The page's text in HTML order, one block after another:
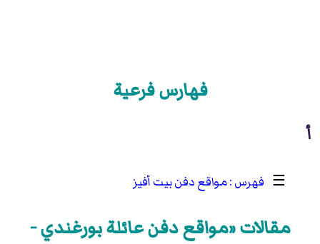
فهارس فرعية
أ
☰ مواقع دفن بيت أفيز
مقالات «مواقع دفن عائلة بورغندي -